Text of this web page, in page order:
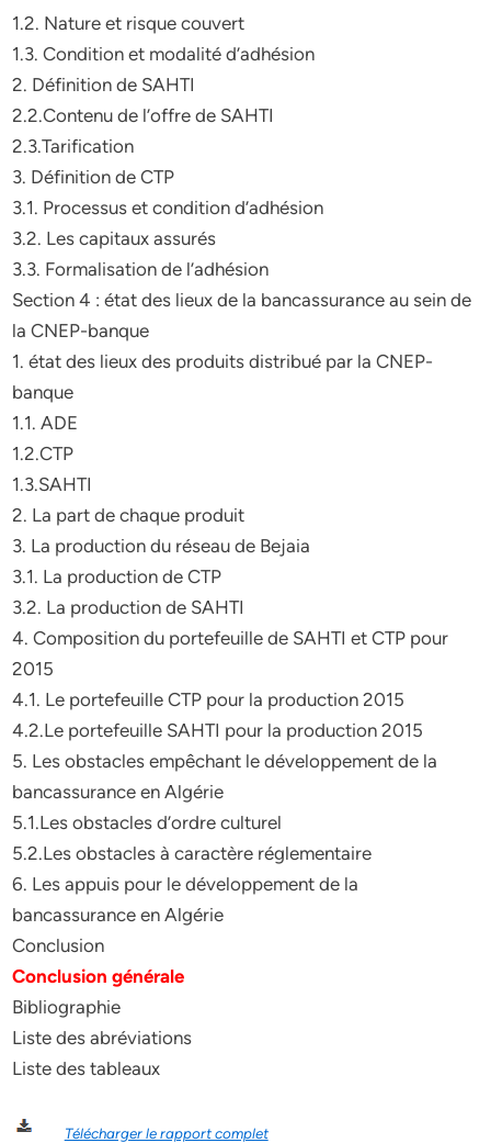
1.2. Nature et risque couvert
1.3. Condition et modalité d’adhésion
2. Définition de SAHTI
2.2.Contenu de l’offre de SAHTI
2.3.Tarification
3. Définition de CTP
3.1. Processus et condition d’adhésion
3.2. Les capitaux assurés
3.3. Formalisation de l’adhésion
Section 4 : état des lieux de la bancassurance au sein de
la CNEP-banque
1. état des lieux des produits distribué par la CNEP-
banque
1.1. ADE
1.2.CTP
1.3.SAHTI
2. La part de chaque produit
3. La production du réseau de Bejaia
3.1. La production de CTP
3.2. La production de SAHTI
4. Composition du portefeuille de SAHTI et CTP pour
2015
4.1. Le portefeuille CTP pour la production 2015
4.2.Le portefeuille SAHTI pour la production 2015
5. Les obstacles empêchant le développement de la
bancassurance en Algérie
5.1.Les obstacles d’ordre culturel
5.2.Les obstacles à caractère réglementaire
6. Les appuis pour le développement de la
bancassurance en Algérie
Conclusion
Conclusion générale
Bibliographie
Liste des abréviations
Liste des tableaux
Télécharger le rapport complet